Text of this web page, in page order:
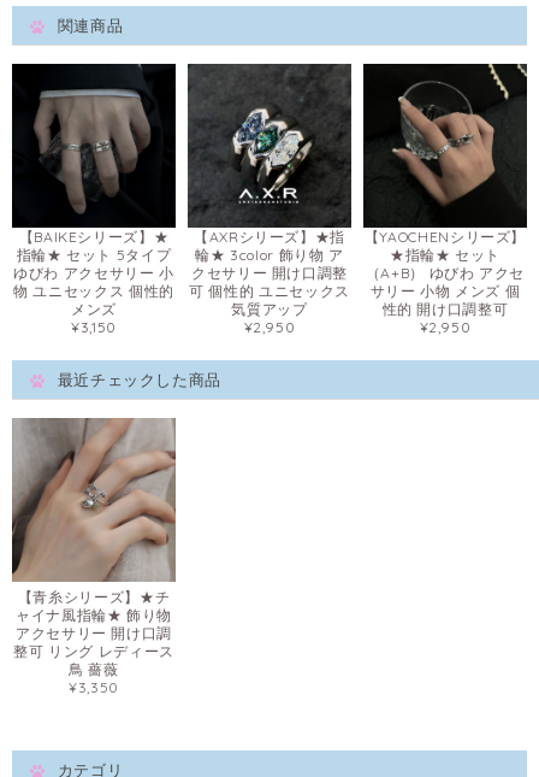
関連商品
【BAIKEシリーズ】★
指輪★ セット 5タイプ
ゆびわ アクセサリー 小
物 ユニセックス 個性的
メンズ
¥3,150
【AXRシリーズ】★指
輪★ 3color 飾り物 ア
クセサリー 開け口調整
可 個性的 ユニセックス
気質アップ
¥2,950
【YAOCHENシリーズ】
★指輪★ セット
（A+B） ゆびわ アクセ
サリー 小物 メンズ 個
性的 開け口調整可
¥2,950
最近チェックした商品
【青糸シリーズ】★チ
ャイナ風指輪★ 飾り物
アクセサリー 開け口調
整可 リング レディース
鳥 薔薇
¥3,350
カテゴリ